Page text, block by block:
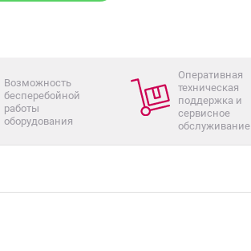
Возможность
бесперебойной
работы
оборудования
Оперативная
техническая
поддержка и
сервисное
обслуживание